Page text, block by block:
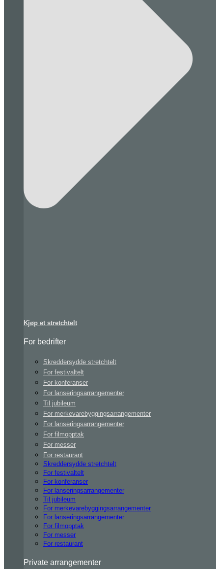
Kjøp et stretchtelt
For bedrifter
Skreddersydde stretchtelt
For festivaltelt
For konferanser
For lanseringsarrangementer
Til jubileum
For merkevarebyggingsarrangementer
For lanseringsarrangementer
For filmopptak
For messer
For restaurant
Skreddersydde stretchtelt
For festivaltelt
For konferanser
For lanseringsarrangementer
Til jubileum
For merkevarebyggingsarrangementer
For lanseringsarrangementer
For filmopptak
For messer
For restaurant
Private arrangementer